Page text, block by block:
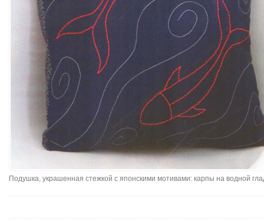
Подушка, украшенная стежкой с японскими мотивами: карпы на водной